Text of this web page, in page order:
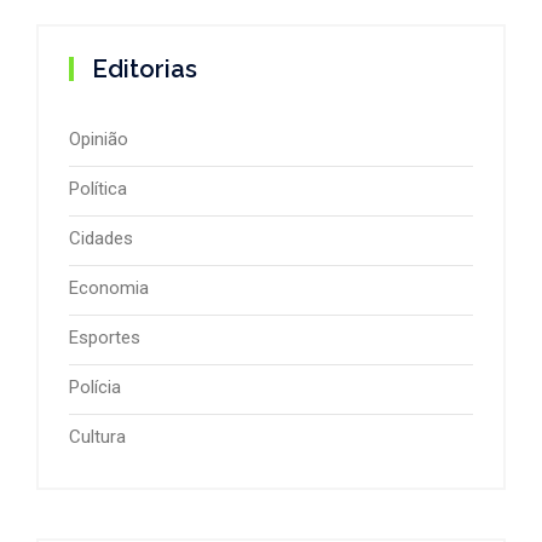
Editorias
Opinião
Política
Cidades
Economia
Esportes
Polícia
Cultura